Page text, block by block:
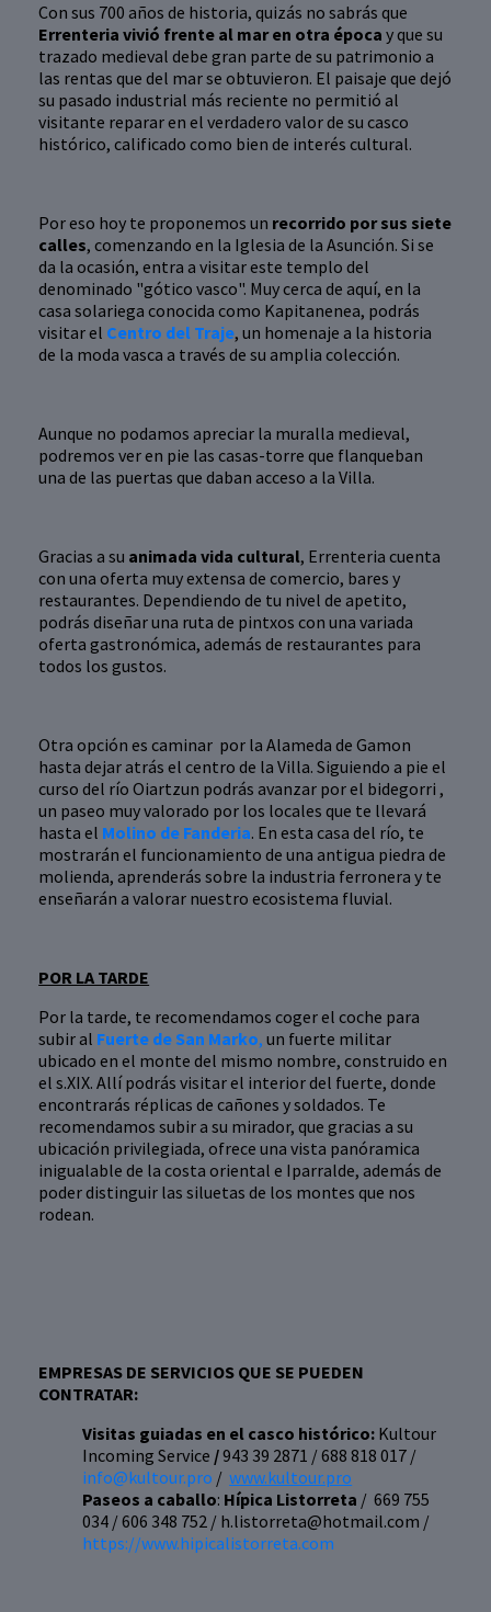
Con sus 700 años de historia, quizás no sabrás que
Errenteria vivió frente al mar en otra época y que su
trazado medieval debe gran parte de su patrimonio a
las rentas que del mar se obtuvieron. El paisaje que dejó
su pasado industrial más reciente no permitió al
visitante reparar en el verdadero valor de su casco
histórico, calificado como bien de interés cultural.
Por eso hoy te proponemos un recorrido por sus siete
calles, comenzando en la Iglesia de la Asunción. Si se
da la ocasión, entra a visitar este templo del
denominado "gótico vasco". Muy cerca de aquí, en la
casa solariega conocida como Kapitanenea, podrás
visitar el Centro del Traje, un homenaje a la historia
de la moda vasca a través de su amplia colección.
Aunque no podamos apreciar la muralla medieval,
podremos ver en pie las casas-torre que flanqueban
una de las puertas que daban acceso a la Villa.
Gracias a su animada vida cultural, Errenteria cuenta
con una oferta muy extensa de comercio, bares y
restaurantes. Dependiendo de tu nivel de apetito,
podrás diseñar una ruta de pintxos con una variada
oferta gastronómica, además de restaurantes para
todos los gustos.
Otra opción es caminar por la Alameda de Gamon
hasta dejar atrás el centro de la Villa. Siguiendo a pie el
curso del río Oiartzun podrás avanzar por el bidegorri ,
un paseo muy valorado por los locales que te llevará
hasta el Molino de Fanderia. En esta casa del río, te
mostrarán el funcionamiento de una antigua piedra de
molienda, aprenderás sobre la industria ferronera y te
enseñarán a valorar nuestro ecosistema fluvial.
POR LA TARDE
Por la tarde, te recomendamos coger el coche para
subir al Fuerte de San Marko, un fuerte militar
ubicado en el monte del mismo nombre, construido en
el s.XIX. Allí podrás visitar el interior del fuerte, donde
encontrarás réplicas de cañones y soldados. Te
recomendamos subir a su mirador, que gracias a su
ubicación privilegiada, ofrece una vista panóramica
inigualable de la costa oriental e Iparralde, además de
poder distinguir las siluetas de los montes que nos
rodean.
EMPRESAS DE SERVICIOS QUE SE PUEDEN
CONTRATAR:
Visitas guiadas en el casco histórico: Kultour
Incoming Service /943 39 2871 / 688 818 017 /
info@kultour.pro /www.kultour.pro
Paseos a caballo: Hípica Listorreta / 669 755
034 / 606 348 752 / h.listorreta@hotmail.com /
https://www.hipicalistorreta.com